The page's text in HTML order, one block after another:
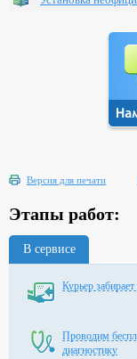
Версия для печати
Этапы работ:
В сервисе
Курьер
Проводим
диагностику